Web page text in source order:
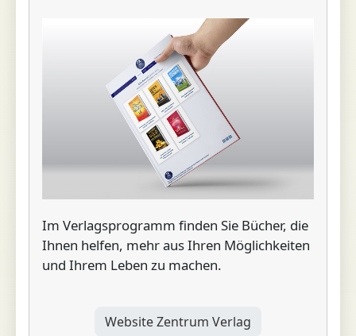
Im Verlagsprogramm finden Sie Bücher, die
Ihnen helfen, mehr aus Ihren Möglichkeiten
und Ihrem Leben zu machen.
Website Zentrum Verlag